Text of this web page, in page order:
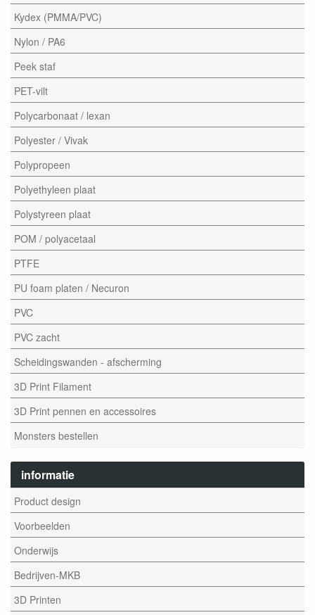
Kydex (PMMA/PVC)
Nylon / PA6
Peek staf
PET-vilt
Polycarbonaat / lexan
Polyester / Vivak
Polypropeen
Polyethyleen plaat
Polystyreen plaat
POM / polyacetaal
PTFE
PU foam platen / Necuron
PVC
PVC zacht
Scheidingswanden - afscherming
3D Print Filament
3D Print pennen en accessoires
Monsters bestellen
informatie
Product design
Voorbeelden
Onderwijs
Bedrijven-MKB
3D Printen